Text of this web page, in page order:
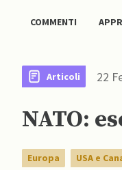
COMMENTI
Articoli 22
NATO:
Europa USA e